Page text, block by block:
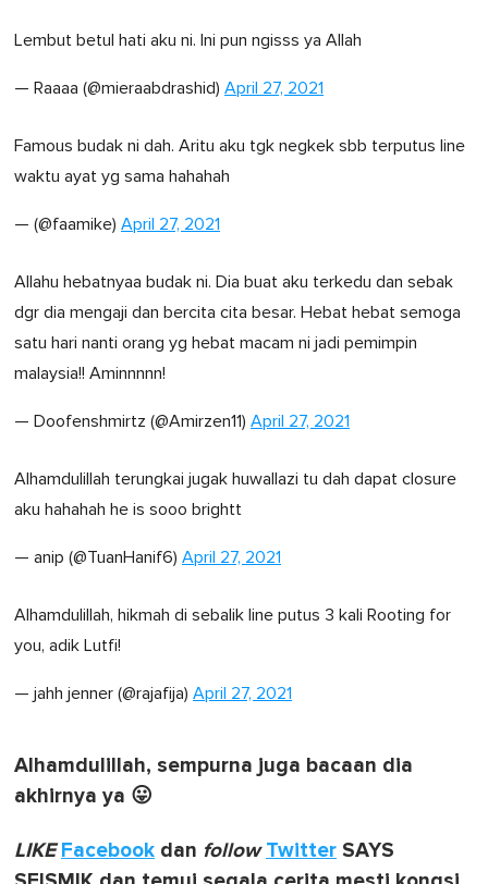
Lembut betul hati aku ni. Ini pun ngisss ya Allah
— Raaaa (@mieraabdrashid) April 27, 2021
Famous budak ni dah. Aritu aku tgk negkek sbb terputus line
waktu ayat yg sama hahahah
— (@faamike) April 27, 2021
Allahu hebatnyaa budak ni. Dia buat aku terkedu dan sebak
dgr dia mengaji dan bercita cita besar. Hebat hebat semoga
satu hari nanti orang yg hebat macam ni jadi pemimpin
malaysia!! Aminnnnn!
— Doofenshmirtz (@Amirzen11) April 27, 2021
Alhamdulillah terungkai jugak huwallazi tu dah dapat closure
aku hahahah he is sooo brightt
— anip (@TuanHanif6) April 27, 2021
Alhamdulillah, hikmah di sebalik line putus 3 kali Rooting for
you, adik Lutfi!
— jahh jenner (@rajafija) April 27, 2021
Alhamdulillah, sempurna juga bacaan dia
akhirnya ya 😛
LIKE Facebook dan follow Twitter SAYS